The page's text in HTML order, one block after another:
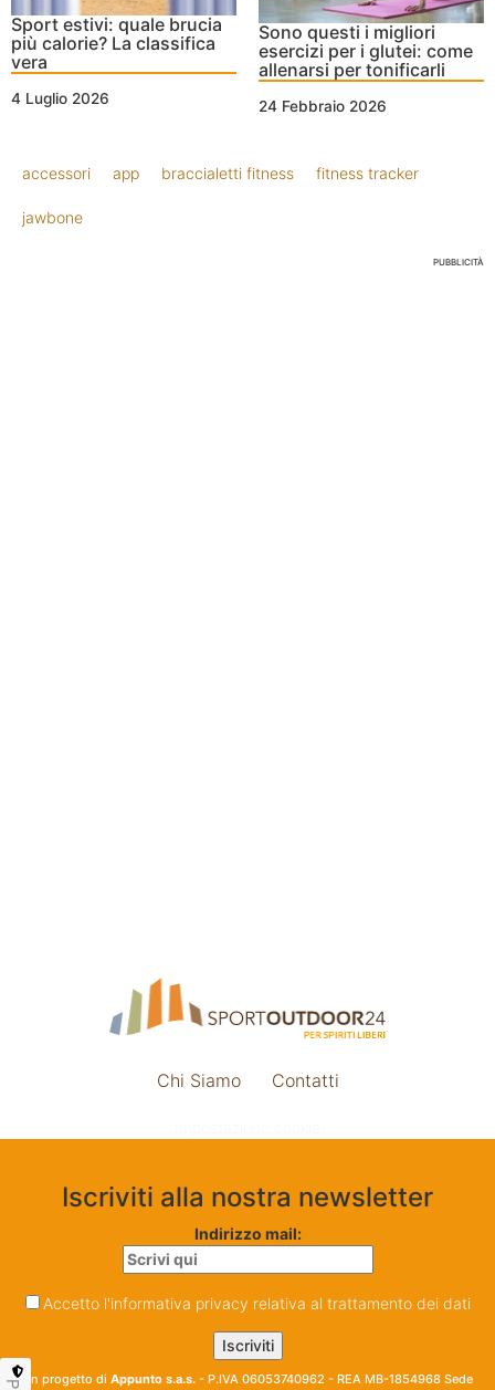
Sport estivi: quale brucia
più calorie? La classifica
vera
4 Luglio 2026
Sono questi i migliori
esercizi per i glutei: come
allenarsi per tonificarli
24 Febbraio 2026
accessori app braccialetti fitness fitness tracker
jawbone
PUBBLICITÀ
Chi Siamo Contatti
Iscriviti alla nostra newsletter
Indirizzo mail:
Accetto l'informativa privacy relativa al trattamento dei dati
Un progetto di Appunto s.a.s. - P.IVA 06053740962 - REA MB-1854968 Sede